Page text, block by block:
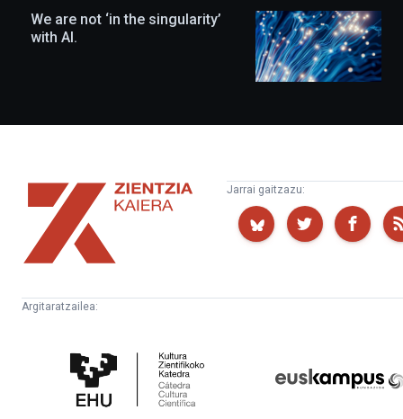
We are not ‘in the singularity’
with AI.
Zientzia
Kaiera
Jarrai gaitzazu:
Argitaratzailea:
Zientifikoko
Katedra